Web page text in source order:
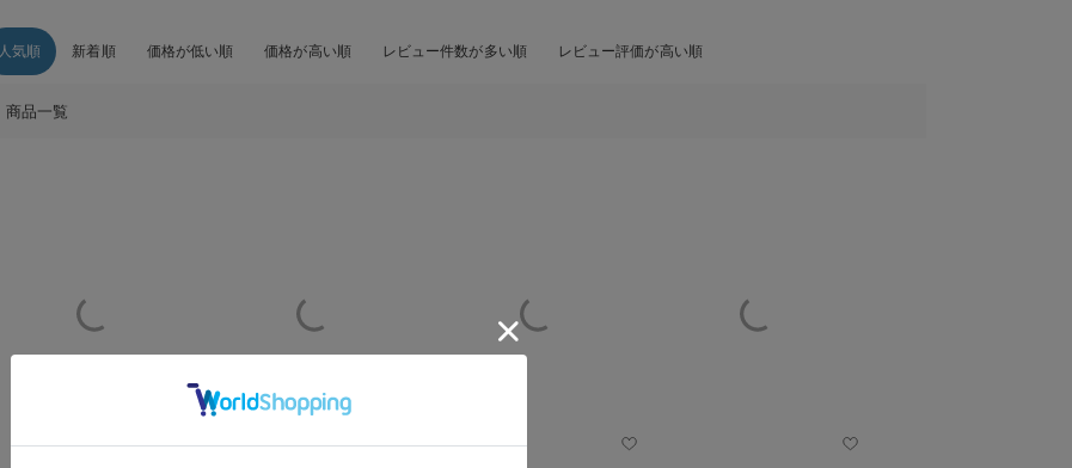
人気順 新着順 価格が低い順 価格が高い順 レビュー件数が多い順 レビュー評価が高い順
商品一覧
お気に入り商品を確認する